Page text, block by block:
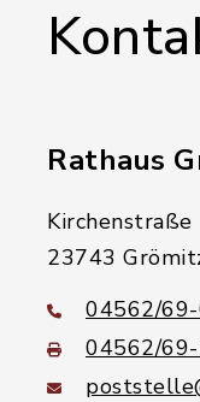
Rathaus
Kirchenstraße
23743
04562/
04562/